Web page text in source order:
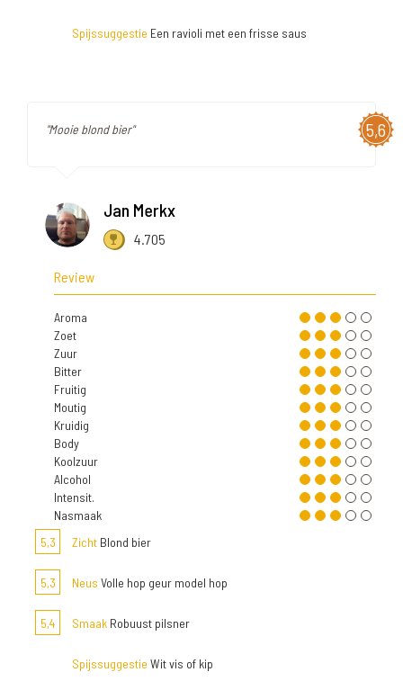
Spijssuggestie Een ravioli met een frisse saus
5,6
"Mooie blond bier"
Jan Merkx
4.705
Review
Aroma
Zoet
Zuur
Bitter
Fruitig
Moutig
Kruidig
Body
Koolzuur
Alcohol
Intensit.
Nasmaak
5,3
Zicht Blond bier
5,3 Neus Volle hop geur model hop
5,4 Smaak Robuust pilsner
Spijssuggestie Wit vis of kip